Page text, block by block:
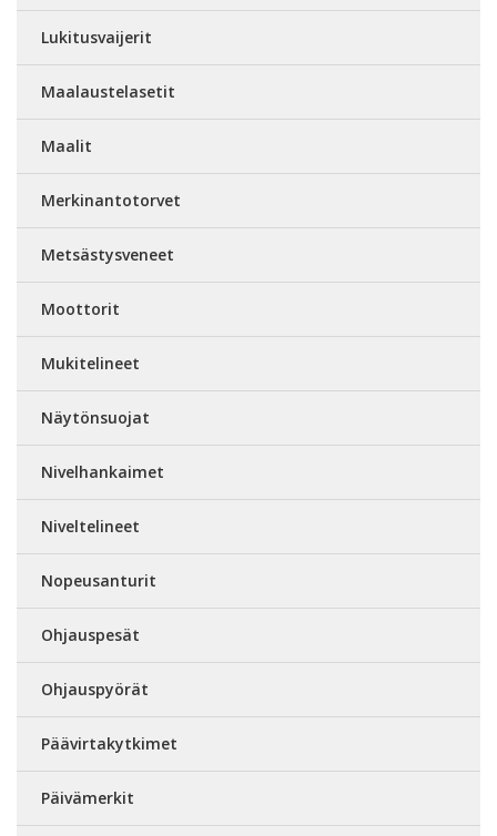
Lukitusvaijerit
Maalaustelasetit
Maalit
Merkinantotorvet
Metsästysveneet
Moottorit
Mukitelineet
Näytönsuojat
Nivelhankaimet
Niveltelineet
Nopeusanturit
Ohjauspesät
Ohjauspyörät
Päävirtakytkimet
Päivämerkit